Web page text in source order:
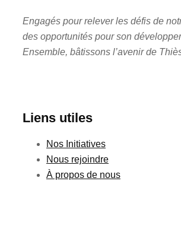
Engagés pour relever les défis de
des opportunités pour son
Ensemble, bâtissons l’avenir de
Liens utiles
Nos Initiatives
Nous rejoindre
À propos de nous